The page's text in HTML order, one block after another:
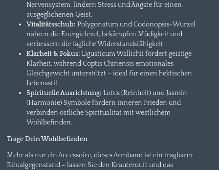
Nervensystem, lindern Stress und Ängste für einen
ausgeglichenen Geist.
Vitalitätsschub: Polygonatum und Codonopsis-Wurzel
nähren die Energielevel, bekämpfen Müdigkeit und
verbessern die tägliche Widerstandsfähigkeit.
Klarheit & Fokus: Ligusticum Wallichii fördert geistige
Klarheit, während Coptis Chinensis emotionales
Gleichgewicht unterstützt – ideal für einen hektischen
Lebensstil.
Spirituelle Ausrichtung: Lotus (Reinheit) und Jasmin
(Harmonie) Symbole fördern inneren Frieden und
verbinden östliche Spiritualität mit westlichem
Wohlbefinden.
Trage Dein Wohlbefinden
Mehr als nur ein Accessoire, dieses Armband ist ein tragbarer
Ritualgegenstand – lassen Sie den Kräuterduft und das